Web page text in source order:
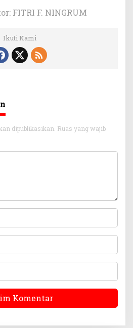
m
e
FITRI F. NINGRUM
Ikuti Kami
dipublikasikan. Ruas yang wajib